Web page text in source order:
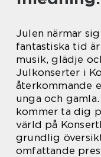
Julen närmar
fantastiska tid
musik, glädje
Julkonserter i
återkommande
unga och
kommer ta dig
värld på
grundlig
omfattande